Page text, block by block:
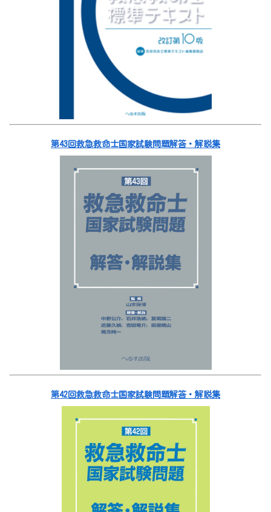
第43回救急救命士国家試験問題解答・解説集
第42回救急救命士国家試験問題解答・解説集